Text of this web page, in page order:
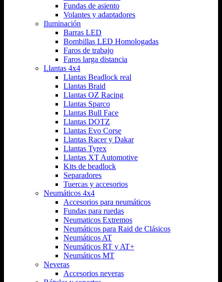
Fundas de asiento
Volantes y adaptadores
Iluminación
Barras LED
Bombillas LED Homologadas
Faros de trabajo
Faros larga distancia
Llantas 4x4
Llantas Beadlock real
Llantas Braid
Llantas OZ Racing
Llantas Sparco
Llantas Bull Face
Llantas DOTZ
Llantas Evo Corse
Llantas Racer y Dakar
Llantas Tyrex
Llantas XT Automotive
Kits de beadlock
Separadores
Tuercas y accesorios
Neumáticos 4x4
Accesorios para neumáticos
Fundas para ruedas
Neumaticos Extremos
Neumáticos para Raid de Clásicos
Neumáticos AT
Neumáticos RT y AT+
Neumáticos MT
Neveras
Accesorios neveras